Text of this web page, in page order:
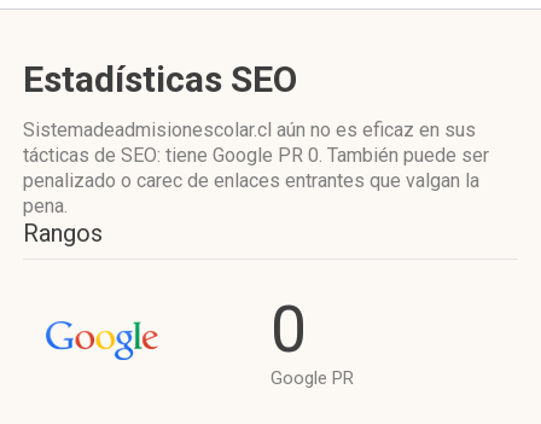
Estadísticas SEO
Sistemadeadmisionescolar.cl aún no es eficaz en sus
tácticas de SEO: tiene Google PR 0. También puede ser
penalizado o carec de enlaces entrantes que valgan la
pena.
Rangos
0
Google PR